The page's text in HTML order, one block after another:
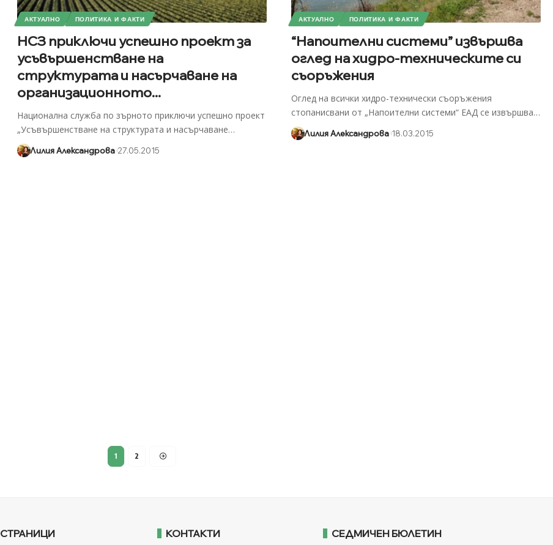
АКТУАЛНО ПОЛИТИКА И ФАКТИ
НСЗ приключи успешно проект за
усъвършенстване на
структурата и насърчаване на
организационното...
Национална служба по зърното приключи успешно проект
„Усъвършенстване на структурата и насърчаване…
Лилия Александрова 27.05.2015
АКТУАЛНО ПОЛИТИКА И ФАКТИ
“Напоителни системи” извършва
оглед на хидро-техническите си
съоръжения
Оглед на всички хидро-технически съоръжения
стопанисвани от „Напоителни системи“ ЕАД се извършва…
Лилия Александрова 18.03.2015
1 2
СТРАНИЦИ КОНТАКТИ СЕДМИЧЕН БЮЛЕТИН